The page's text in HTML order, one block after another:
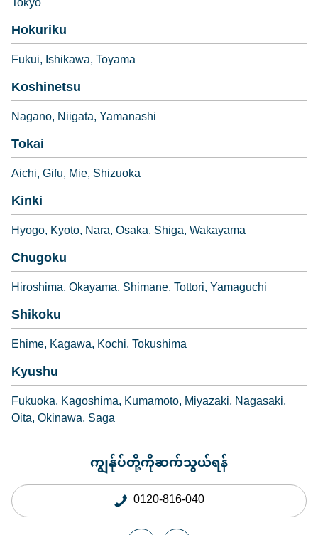
Hokuriku
Fukui Ishikawa Toyama
Koshinetsu
Nagano Niigata Yamanashi
Tokai
Aichi Gifu Mie Shizuoka
Kinki
Hyogo Kyoto Nara Osaka Shiga Wakayama
Chugoku
Hiroshima Okayama Shimane Tottori Yamaguchi
Shikoku
Ehime Kagawa Kochi Tokushima
Kyushu
Fukuoka Kagoshima Kumamoto Miyazaki Nagasaki
Oita Okinawa Saga
ကျွန်ုပ်တို့ကိုဆက်သွယ်ရန်
0120-816-040